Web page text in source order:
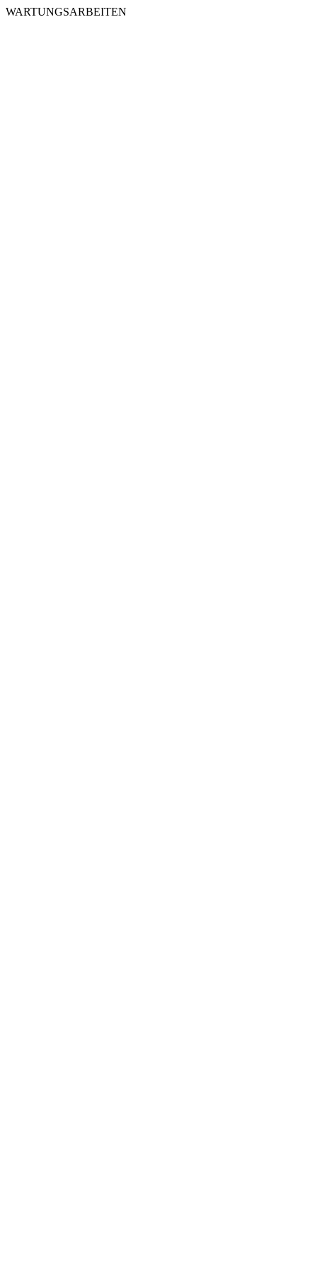
WARTUNGSARBEITEN